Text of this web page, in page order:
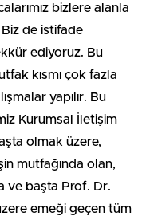
bizlere alanla
de istifade
ediyoruz. Bu
kısmı çok fazla
yapılır. Bu
Kurumsal İletişim
olmak üzere,
mutfağında olan,
ve başta Prof. Dr.
emeği geçen tüm